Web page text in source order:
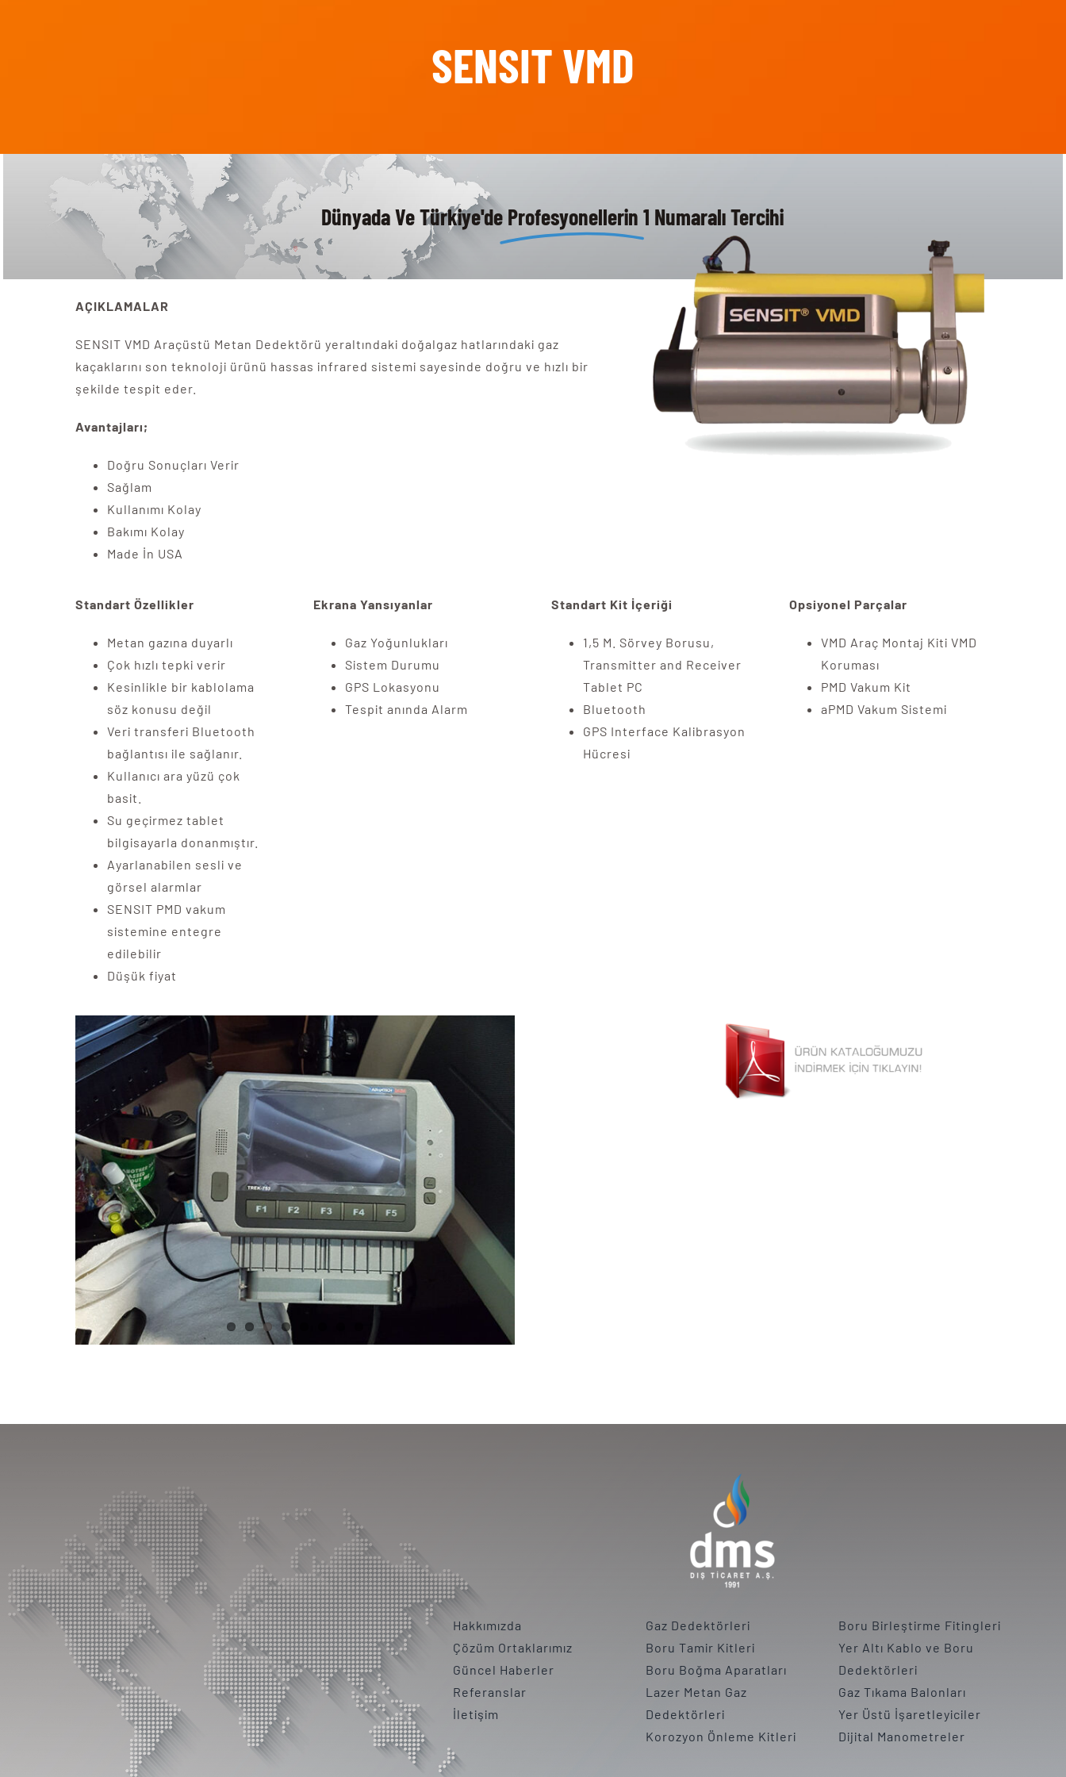
SENSIT VMD
Dünyada Ve Türkiye'de Profesyonellerin 1 Numaralı Tercihi
AÇIKLAMALAR
SENSIT VMD Araçüstü Metan Dedektörü yeraltındaki doğalgaz hatlarındaki gaz
kaçaklarını son teknoloji ürünü hassas infrared sistemi sayesinde doğru ve hızlı bir
şekilde tespit eder.
Avantajları;
Doğru Sonuçları Verir
Sağlam
Kullanımı Kolay
Bakımı Kolay
Made İn USA
Standart Özellikler
Metan gazına duyarlı
Çok hızlı tepki verir
Kesinlikle bir kablolama
söz konusu değil
Veri transferi Bluetooth
bağlantısı ile sağlanır.
Kullanıcı ara yüzü çok
basit.
Su geçirmez tablet
bilgisayarla donanmıştır.
Ayarlanabilen sesli ve
görsel alarmlar
SENSIT PMD vakum
sistemine entegre
edilebilir
Düşük fiyat
Ekrana Yansıyanlar
Gaz Yoğunlukları
Sistem Durumu
GPS Lokasyonu
Tespit anında Alarm
Standart Kit İçeriği
1,5 M. Sörvey Borusu,
Transmitter and Receiver
Tablet PC
Bluetooth
GPS Interface Kalibrasyon
Hücresi
Opsiyonel Parçalar
VMD Araç Montaj Kiti VMD
Koruması
PMD Vakum Kit
aPMD Vakum Sistemi
Hakkımızda
Çözüm Ortaklarımız
Güncel Haberler
Referanslar
İletişim
Gaz Dedektörleri
Boru Tamir Kitleri
Boru Boğma Aparatları
Lazer Metan Gaz
Dedektörleri
Korozyon Önleme Kitleri
Boru Birleştirme Fitingleri
Yer Altı Kablo ve Boru
Dedektörleri
Gaz Tıkama Balonları
Yer Üstü İşaretleyiciler
Dijital Manometreler